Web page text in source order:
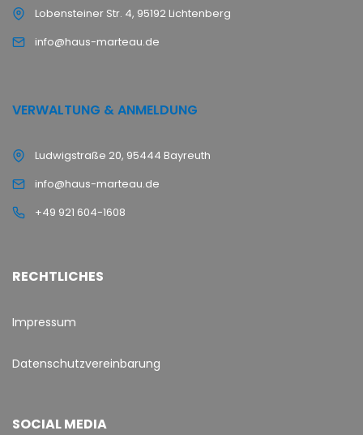
Lobensteiner Str. 4, 95192 Lichtenberg
info@haus-marteau.de
VERWALTUNG & ANMELDUNG
Ludwigstraße 20, 95444 Bayreuth
info@haus-marteau.de
+49 921 604-1608
RECHTLICHES
Impressum
Datenschutzvereinbarung
SOCIAL MEDIA